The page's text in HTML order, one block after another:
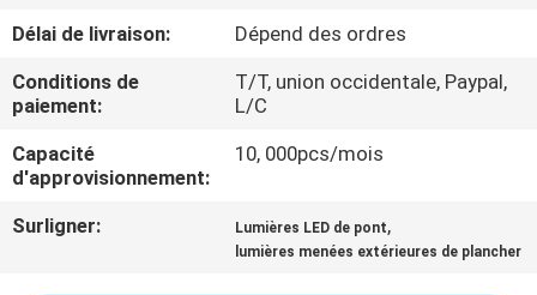
QUALITÉ
CONTACTEZ-
NOUS
DEMANDEZ
Délai de livraison:
Dépend des ordres
Conditions de
paiement:
T/T, union occidentale, Paypal,
L/C
Capacité
d'approvisionnement:
10, 000pcs/mois
Surligner: Lumières LED de pont,
lumières menées extérieures de plancher